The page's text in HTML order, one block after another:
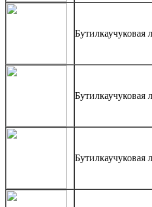
Бутилкаучуковая
Бутилкаучуковая
Бутилкаучуковая